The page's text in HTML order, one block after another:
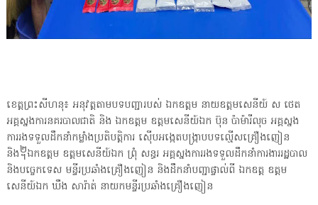
ខេត្តព្រះសីហនុ៖ អនុវត្ដតាមបទបញ្ជារបស់ ឯកឧត្តម នាយឧត្តមសេនីយ៍ ស ថេត
អគ្គស្នងការនគរបាលជាតិ និង ឯកឧត្តម ឧត្តមសេនីយ៍ឯក ប៊ុន ប៉ាម៉ារីលុច អគ្គស្នង
ការរងទទួលដឹកនាំកម្លាំងប្រតិបត្តិការ ស៊ើបអង្កេតបង្ក្រាបបទល្មើសគ្រឿងញៀន
និង᧢ឯកឧត្តម ឧត្តមសេនីយ៍ឯក ព្រុំ សន្ធរ អគ្គស្នងការរងទទួលដឹកនាំការងាររដ្ឋបាល
និងបច្ចេកទេស មន្ទីរប្រឆាំងគ្រឿងញៀន និងដឹកនាំបញ្ជាផ្ទាល់ពី ឯកឧត្ត ឧត្តម
សេនីយ៍ឯក ឃឹង សារ៉ាត់ នាយកមន្ទីរប្រឆាំងគ្រឿងញៀន